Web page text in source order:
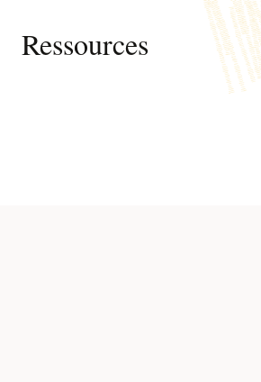
Ressources